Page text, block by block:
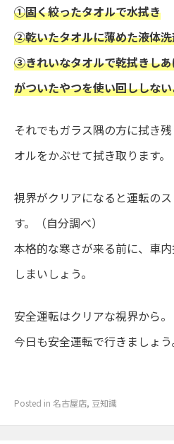
①固く絞ったタオルで水拭き
②乾いたタオルに薄めた液体
③きれいなタオルで乾拭きし
がついたやつを使い回ししな
それでもガラス隅の方に拭き
オルをかぶせて拭き取ります。
視界がクリアになると運転の
す。（自分調べ）
本格的な寒さが来る前に、車
しまいしょう。
安全運転はクリアな視界から。
今日も安全運転で行きましょう
Posted in名古屋店, 豆知識